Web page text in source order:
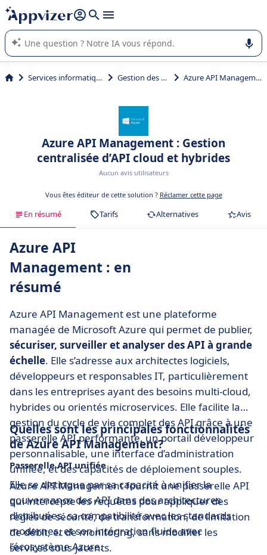
répondre (plusieurs lignes avec
L'IA de Appvizer vous guide dans l'utilisation ou la sélection de
logiciel SaaS en entreprise.
Services informatiques Gestion des API Azure API Management
Azure API Management : Gestion
centralisée d’API cloud et hybrides
Aucun avis utilisateurs
Vous êtes éditeur de cette solution ? Réclamer cette page
En résumé Tarifs Alternatives Avis
Azure API
Management : en
résumé
Azure API Management est une plateforme
managée de Microsoft Azure qui permet de publier,
sécuriser, surveiller et analyser des API à grande
échelle. Elle s’adresse aux architectes logiciels,
développeurs et responsables IT, particulièrement
dans les entreprises ayant des besoins multi-cloud,
hybrides ou orientés microservices. Elle facilite la
gestion du cycle de vie complet des API grâce à une
passerelle API performante, un portail développeur
personnalisable, une interface d’administration
unifiée, et des capacités de déploiement souples.
Elle se distingue par sa capacité à unifier la
gouvernance des API dans des architectures
distribuées, sa compatibilité avec les standards
modernes, et son intégration fluide avec
l’écosystème Azure.
Quelles sont les principales fonctionnalités
de Azure API Management?
Passerelle API unifiée
Azure API Management fournit une passerelle API
qui intercepte les requêtes pour appliquer des
règles de sécurité, de transformation, de limitation
de débit, et de monitoring, sans modifier les
services sous-jacents.